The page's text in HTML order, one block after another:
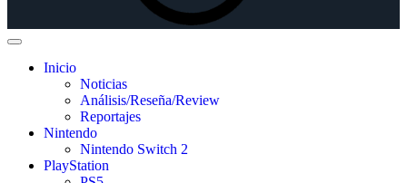
Inicio
Noticias
Análisis/Reseña/Review
Reportajes
Nintendo
Nintendo Switch 2
PlayStation